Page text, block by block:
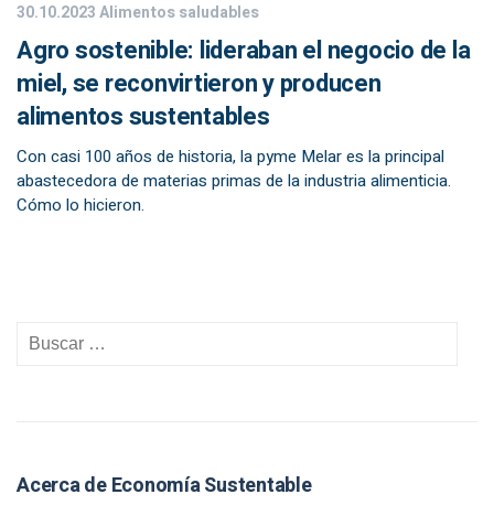
30.10.2023Alimentos saludables
Agro sostenible: lideraban el negocio de la
miel, se reconvirtieron y producen
alimentos sustentables
Con casi 100 años de historia, la pyme Melar es la principal
abastecedora de materias primas de la industria alimenticia.
Cómo lo hicieron.
Acerca de Economía Sustentable